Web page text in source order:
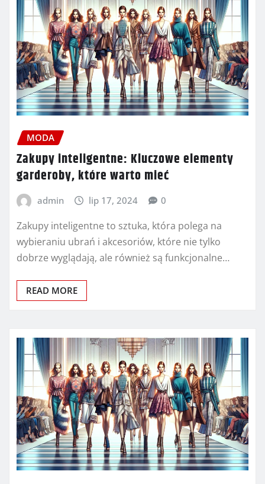
MODA
Zakupy inteligentne: Kluczowe elementy
garderoby, które warto mieć
admin lip 17, 2024 0
Zakupy inteligentne to sztuka, która polega na
wybieraniu ubrań i akcesoriów, które nie tylko
dobrze wyglądają, ale również są funkcjonalne…
READ MORE